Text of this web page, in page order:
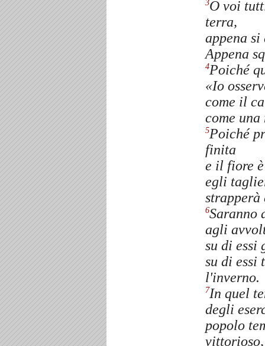
3O voi
terra,
appena
Appena
4Poiché
«Io
come il
come
5Poiché
finita
e il fiore
egli
strapperà
6Saranno
agli
su di essi
su di essi
l'inverno.
7In quel
degli
popolo